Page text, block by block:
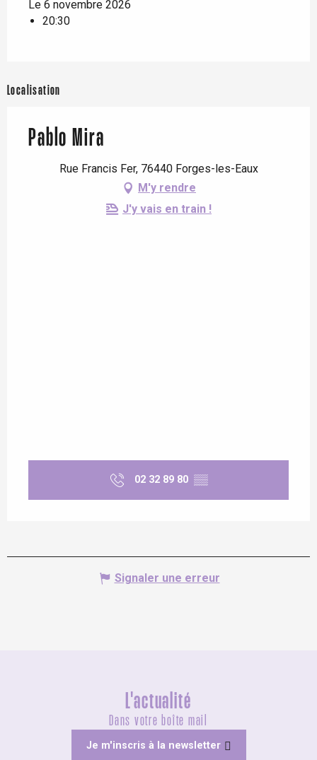
Le 6 novembre 2026
20:30
Localisation
Pablo Mira
Rue Francis Fer, 76440 Forges-les-Eaux
M'y rendre
J'y vais en train !
02 32 89 80 ▒▒
Signaler une erreur
L'actualité
Dans votre boîte mail
Je m'inscris à la newsletter